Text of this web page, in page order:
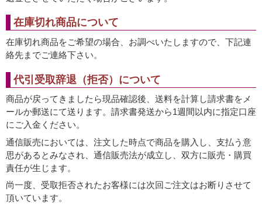
在庫切れ商品について
在庫切れ商品をご希望の場合、お調べいたしますので、下記連
絡先までご連絡下さい。
代引受取辞退（拒否）について
商品が戻ってきましたら現品確認後、送料を計算し請求書をメ
ールか郵送にて送ります。請求書発送から1週間以内に指定口座
にご入金ください。
通信販売においては、注文した時点で商品を購入し、支払う意
思があるとみなされ、通信販売法が成立し、双方に販売・購買
責任が生じます。
尚一度、受取拒否されたお客様には次回ご注文はお断りさせて
頂いています。